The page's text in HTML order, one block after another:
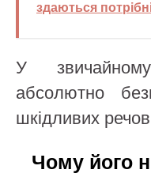
здаються
У
абсолютно
шкідливих
Чому його